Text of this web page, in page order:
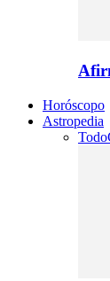
Horóscopo
Astropedia
Todo